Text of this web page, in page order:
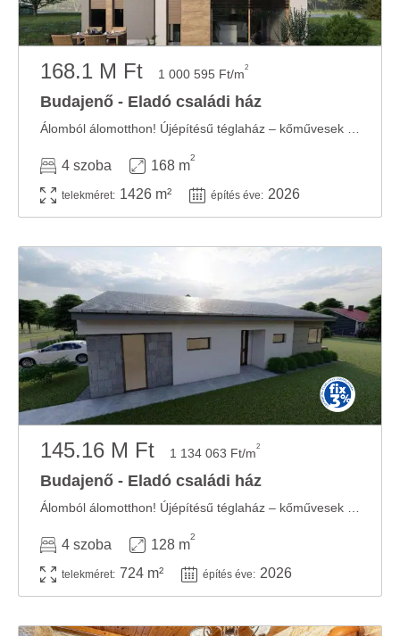
168.1 M Ft 1 000 595 Ft/m2
Budajenő - Eladó családi ház
4 szoba 168 m
2
telekméret: 1426 m² építés éve: 2026
145.16 M Ft 1 134 063 Ft/m2
Budajenő - Eladó családi ház
4 szoba 128 m
2
telekméret: 724 m² építés éve: 2026